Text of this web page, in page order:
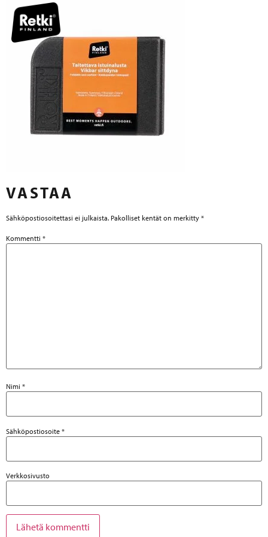
VASTAA
Sähköpostiosoitettasi ei julkaista. Pakolliset kentät on merkitty *
Kommentti *
Nimi *
Sähköpostiosoite *
Verkkosivusto